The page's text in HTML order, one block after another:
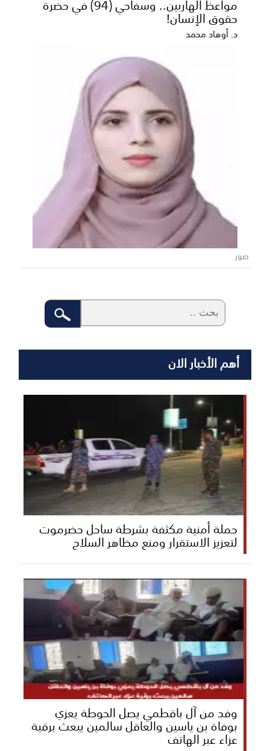
حقوق الإنسان!
د. أوهاد محمد
صور
أهم الأخبار الان
حملة أمنية مكثفة بشرطة ساحل حضرموت
لتعزيز الاستقرار ومنع مظاهر السلاح
وفد من آل باقطمي يصل الحوطة يعزي
بوفاة بن ياسين والعاقل سالمين يبعث برقية
عزاء عبر الهاتف